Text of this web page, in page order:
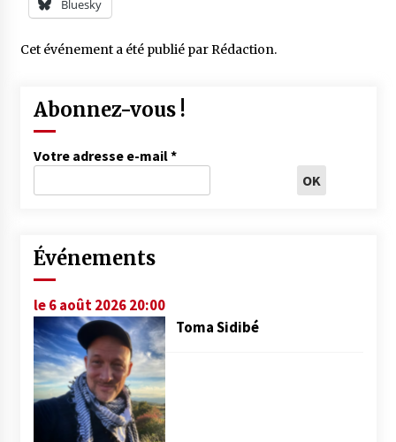
Bluesky
Cet événement a été publié par Rédaction.
Abonnez-vous !
Votre adresse e-mail*
Événements
le 6 août 2026 20:00
Toma Sidibé